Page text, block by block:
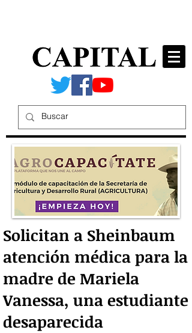
Solicitan a Sheinbaum
atención médica para la
madre de Mariela
Vanessa, una estudiante
desaparecida